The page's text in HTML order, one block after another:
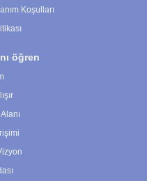
Koşulları
öğren